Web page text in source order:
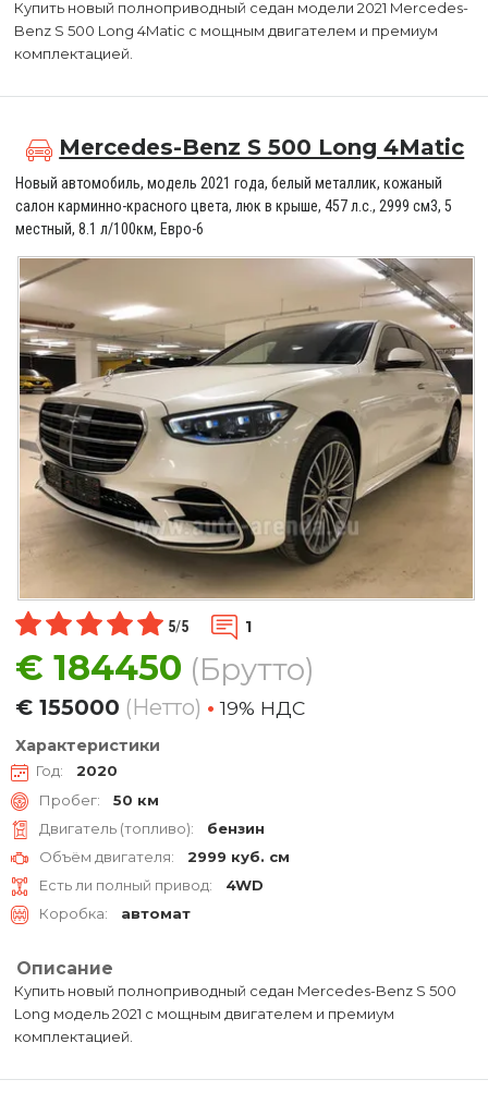
Купить новый полноприводный седан модели 2021 Mercedes-
Benz S 500 Long 4Matic с мощным двигателем и премиум
комплектацией.
Mercedes-Benz S 500 Long 4Matic
Новый автомобиль, модель 2021 года, белый металлик, кожаный
салон карминно-красного цвета, люк в крыше, 457 л.с., 2999 см3, 5
местный, 8.1 л/100км, Евро-6
5/5 1
€ 184450 (Брутто)
€ 155000 (Нетто) • 19% НДC
Характеристики
Год:
2020
Пробег:
50 км
Двигатель (топливо):
бензин
Объём двигателя:
2999 куб. см
Есть ли полный привод:
4WD
Коробка:
автомат
Описание
Купить новый полноприводный седан Mercedes-Benz S 500
Long модель 2021 с мощным двигателем и премиум
комплектацией.